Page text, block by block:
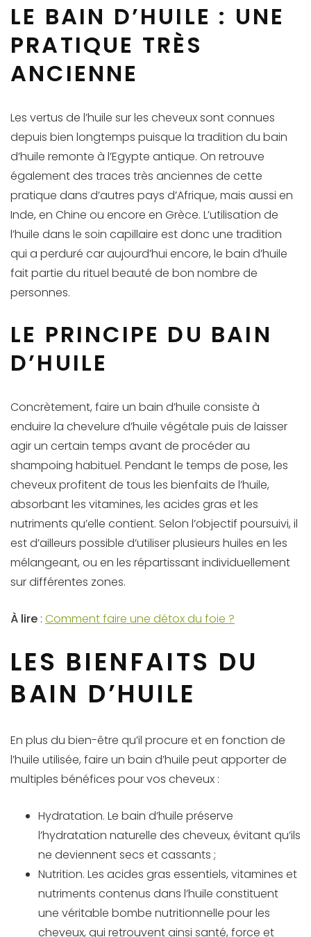
LE BAIN D’HUILE : UNE
PRATIQUE TRÈS
ANCIENNE
Les vertus de l’huile sur les cheveux sont connues
depuis bien longtemps puisque la tradition du bain
d’huile remonte à l’Egypte antique. On retrouve
également des traces très anciennes de cette
pratique dans d’autres pays d’Afrique, mais aussi en
Inde, en Chine ou encore en Grèce. L’utilisation de
l’huile dans le soin capillaire est donc une tradition
qui a perduré car aujourd’hui encore, le bain d’huile
fait partie du rituel beauté de bon nombre de
personnes.
LE PRINCIPE DU BAIN
D’HUILE
Concrètement, faire un bain d’huile consiste à
enduire la chevelure d’huile végétale puis de laisser
agir un certain temps avant de procéder au
shampoing habituel. Pendant le temps de pose, les
cheveux profitent de tous les bienfaits de l’huile,
absorbant les vitamines, les acides gras et les
nutriments qu’elle contient. Selon l’objectif poursuivi, il
est d’ailleurs possible d’utiliser plusieurs huiles en les
mélangeant, ou en les répartissant individuellement
sur différentes zones.
À lire : Comment faire une détox du foie ?
LES BIENFAITS DU
BAIN D’HUILE
En plus du bien-être qu’il procure et en fonction de
l’huile utilisée, faire un bain d’huile peut apporter de
multiples bénéfices pour vos cheveux :
Hydratation. Le bain d’huile préserve
l’hydratation naturelle des cheveux, évitant qu’ils
ne deviennent secs et cassants ;
Nutrition. Les acides gras essentiels, vitamines et
nutriments contenus dans l’huile constituent
une véritable bombe nutritionnelle pour les
cheveux, qui retrouvent ainsi santé, force et